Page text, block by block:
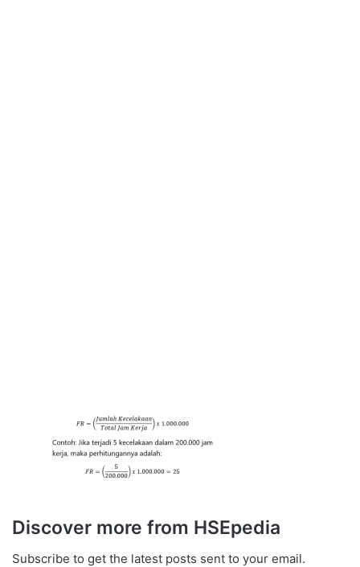
Discover more from HSEpedia
Subscribe to get the latest posts sent to your email.